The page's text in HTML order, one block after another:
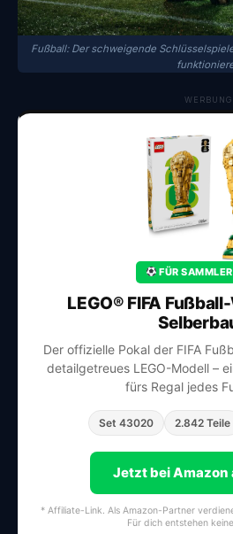
Fußball: Der schweigende
WERBUNG
FÜR
LEGO® FIFA
Der offizielle Pokal der FIFA
detailgetreues LEGO-Modell –
fürs Regal jedes
Set 43020 2.842 Teile
Jetzt bei
* Affiliate-Link. Als Amazon-Partner
Für dich entstehen